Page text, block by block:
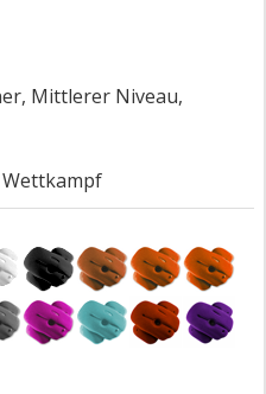
Mittlerer Niveau,